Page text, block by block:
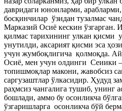
давридаги юнонларми,
босқинчилар ўзидан тузалмас
Марказий Осиё кескин ўзгарган.
қилмас тарихининг улкан қисми
унутилди, аксарият қисми эса
учун жумбоқлигича қолмоқда.
Осиё, мен учун олдинги Сеиики
топишмоқлар макони, жавобсиз
саргузаштлар ўлкасидир. Ҳудуд
раҳмсиз чангалига тушиб, унинг
бошлади, аммо бу осонликча
ўзгаришларга осонликча бўй